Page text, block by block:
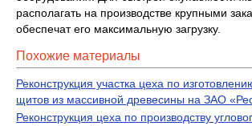
располагать на производстве крупными
обеспечат его максимальную загрузку.
Похожие материалы
Реконструкция участка цеха по
щитов из массивной древесины на ЗАО
Реконструкция цеха по производству